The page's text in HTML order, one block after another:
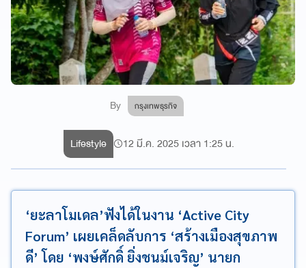
By กรุงเทพธุรกิจ
Lifestyle 12 มี.ค. 2025 เวลา 1:25 น.
‘ยะลาโมเดล’ฟังได้ในงาน ‘Active City
Forum’ เผยเคล็ดลับการ ‘สร้างเมืองสุขภาพ
ดี’ โดย ‘พงษ์ศักดิ์ ยิ่งชนม์เจริญ’ นายก